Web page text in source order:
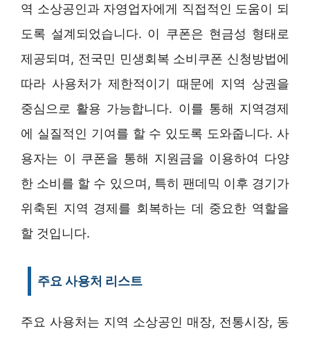
역 소상공인과 자영업자에게 직접적인 도움이 되
도록 설계되었습니다. 이 쿠폰은 현금성 형태로
제공되며, 전국민 민생회복 소비쿠폰 신청방법에
따라 사용처가 제한적이기 때문에 지역 상권을
중심으로 활용 가능합니다. 이를 통해 지역경제
에 실질적인 기여를 할 수 있도록 도와줍니다. 사
용자는 이 쿠폰을 통해 지원금을 이용하여 다양
한 소비를 할 수 있으며, 특히 팬데믹 이후 경기가
위축된 지역 경제를 회복하는 데 중요한 역할을
할 것입니다.
주요 사용처 리스트
주요 사용처는 지역 소상공인 매장, 전통시장, 동